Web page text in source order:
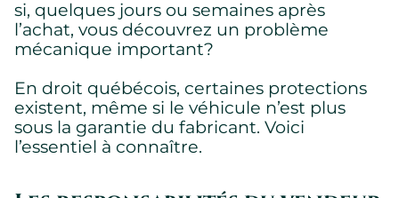
si, quelques jours ou semaines après
l’achat, vous découvrez un problème
mécanique important?
En droit québécois, certaines protections
existent, même si le véhicule n’est plus
sous la garantie du fabricant. Voici
l’essentiel à connaître.